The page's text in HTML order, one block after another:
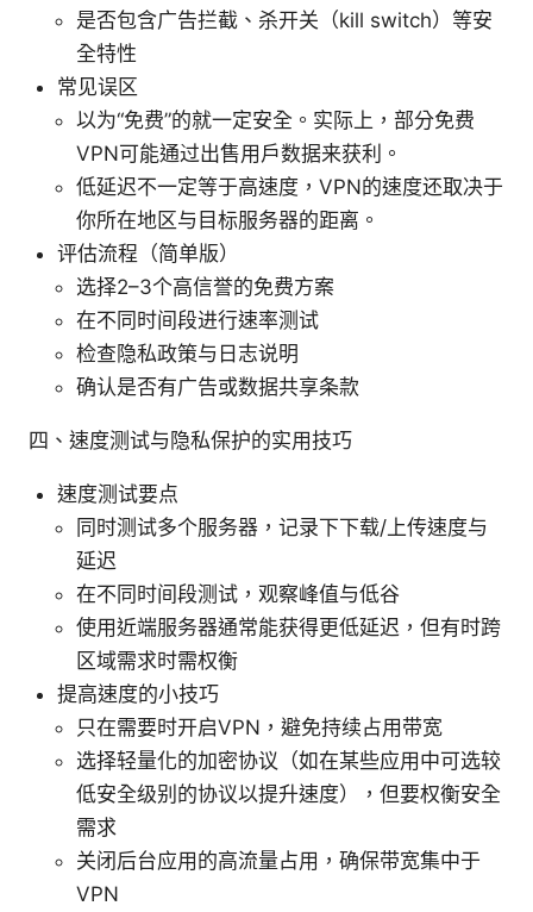
是否包含广告拦截、杀开关（kill switch）等安
全特性
常见误区
以为“免费”的就一定安全。实际上，部分免费
VPN可能通过出售用户数据来获利。
低延迟不一定等于高速度，VPN的速度还取决于
你所在地区与目标服务器的距离。
评估流程（简单版）
选择2–3个高信誉的免费方案
在不同时间段进行速率测试
检查隐私政策与日志说明
确认是否有广告或数据共享条款
四、速度测试与隐私保护的实用技巧
速度测试要点
同时测试多个服务器，记录下下载/上传速度与
延迟
在不同时间段测试，观察峰值与低谷
使用近端服务器通常能获得更低延迟，但有时跨
区域需求时需权衡
提高速度的小技巧
只在需要时开启VPN，避免持续占用带宽
选择轻量化的加密协议（如在某些应用中可选较
低安全级别的协议以提升速度），但要权衡安全
需求
关闭后台应用的高流量占用，确保带宽集中于
VPN